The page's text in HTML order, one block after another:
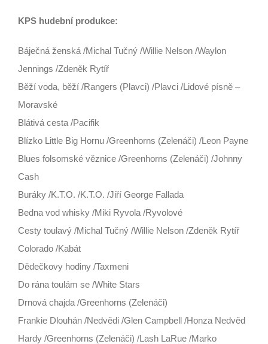
KPS hudební produkce:
Báječná ženská /Michal Tučný /Willie Nelson /Waylon
Jennings /Zdeněk Rytíř
Běží voda, běží /Rangers (Plavci) /Plavci /Lidové písně –
Moravské
Blátivá cesta /Pacifik
Blízko Little Big Hornu /Greenhorns (Zelenáči) /Leon Payne
Blues folsomské věznice /Greenhorns (Zelenáči) /Johnny
Cash
Buráky /K.T.O. /K.T.O. /Jiří George Fallada
Bedna vod whisky /Miki Ryvola /Ryvolové
Cesty toulavý /Michal Tučný /Willie Nelson /Zdeněk Rytíř
Colorado /Kabát
Dědečkovy hodiny /Taxmeni
Do rána toulám se /White Stars
Drnová chajda /Greenhorns (Zelenáči)
Frankie Dlouhán /Nedvědi /Glen Campbell /Honza Nedvěd
Hardy /Greenhorns (Zelenáči) /Lash LaRue /Marko